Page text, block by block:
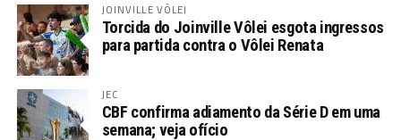
JOINVILLE VÔLEI
Torcida do Joinville Vôlei esgota ingressos
para partida contra o Vôlei Renata
JEC
CBF confirma adiamento da Série D em uma
semana; veja ofício